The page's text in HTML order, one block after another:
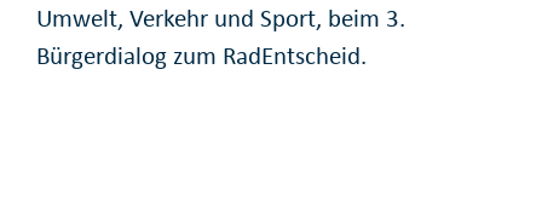
Umwelt, Verkehr und Sport, beim 3.
Bürgerdialog zum RadEntscheid.